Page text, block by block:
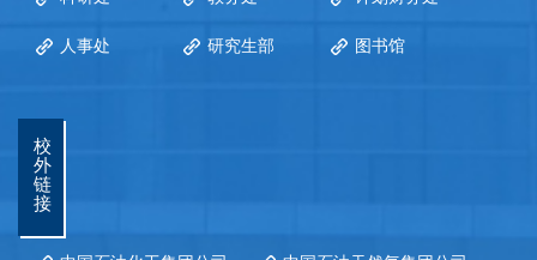
人事处 研究生部 图书馆
校
外
链
接